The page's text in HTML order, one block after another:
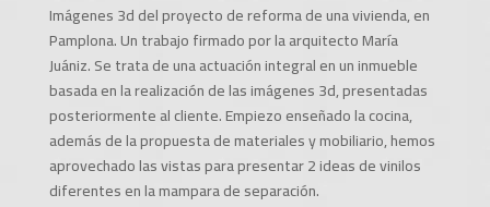
Imágenes 3d del proyecto de reforma de una vivienda, en
Pamplona. Un trabajo firmado por la arquitecto María
Juániz. Se trata de una actuación integral en un inmueble
basada en la realización de lasimágenes 3d, presentadas
posteriormente al cliente. Empiezo enseñado la cocina,
además de la propuesta de materiales y mobiliario, hemos
aprovechado las vistas para presentar 2 ideas de vinilos
diferentes en la mampara de separación.